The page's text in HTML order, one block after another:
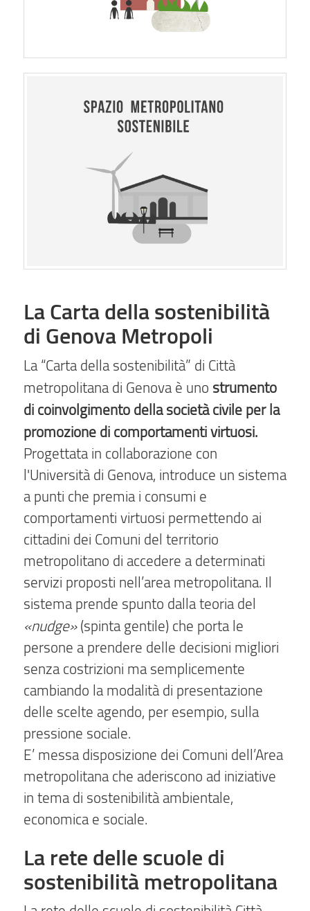
La Carta della sostenibilità
di Genova Metropoli
La “Carta della sostenibilità” di Città
metropolitana di Genova è uno strumento
di coinvolgimento della società civile per la
promozione di comportamenti virtuosi.
Progettata in collaborazione con
l'Università di Genova, introduce un sistema
a punti che premia i consumi e
comportamenti virtuosi permettendo ai
cittadini dei Comuni del territorio
metropolitano di accedere a determinati
servizi proposti nell’area metropolitana. Il
sistema prende spunto dalla teoria del
«nudge»(spinta gentile) che porta le
persone a prendere delle decisioni migliori
senza costrizioni ma semplicemente
cambiando la modalità di presentazione
delle scelte agendo, per esempio, sulla
pressione sociale.
E’ messa disposizione dei Comuni dell’Area
metropolitana che aderiscono ad iniziative
in tema di sostenibilità ambientale,
economica e sociale.
La rete delle scuole di
sostenibilità metropolitana